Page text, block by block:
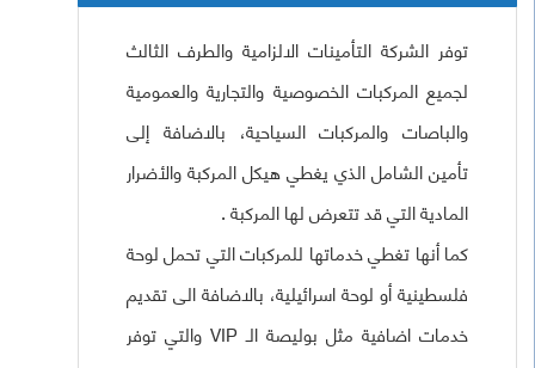
توفرالشركة التأمينات الالزامية والطرف الثالث
لجميع المركبات الخصوصية والتجارية والعمومية
والباصات والمركبات السياحية، بالاضافة إلى
تأمين الشامل الذي يغطي هيكل المركبة والأضرار
المادية التي قد تتعرض لها المركبة .
كما أنها تغطي خدماتها للمركبات التي تحمل لوحة
فلسطينية أو لوحة اسرائيلية، بالاضافة الى تقديم
خدمات اضافية مثل بوليصة الـVIP والتي توفر